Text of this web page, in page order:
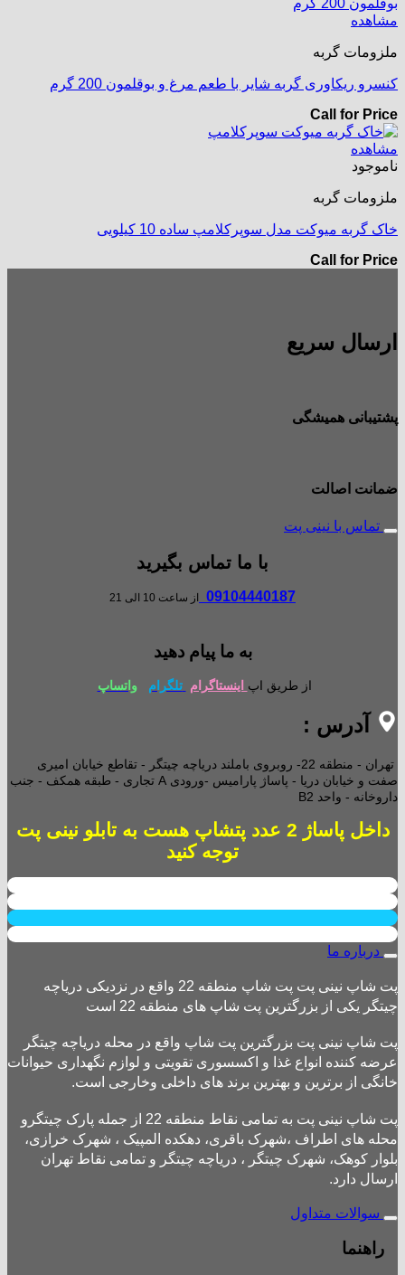
مشاهده
ملزومات گربه
کنسرو ریکاوری گربه شایر با طعم مرغ و بوقلمون 200 گرم
Call for Price
مشاهده
ناموجود
ملزومات گربه
خاک گربه میوکت مدل سوپرکلامپ ساده 10 کیلویی
Call for Price
ارسال سریع
پشتیبانی همیشگی
ضمانت اصالت
تماس با نینی پت
با ما تماس بگیرید
09104440187 از ساعت 10 الی 21
به ما پیام دهید
از طریق اپ اینستاگرام تلگرام واتساپ
آدرس :
تهران - منطقه 22- روبروی باملند دریاچه چیتگر - تقاطع خیابان امیری
صفت و خیابان دریا - پاساژ پارامیس -ورودی A تجاری -
طبقه همکف - جنب
داروخانه - واحد B2
داخل پاساژ 2 عدد پتشاپ هست به تابلو نینی پت
توجه کنید
درباره ما
پت شاپ نینی پت پت شاپ منطقه 22 واقع در نزدیکی دریاچه
چیتگر یکی از بزرگترین پت شاپ های منطقه 22 است
پت شاپ نینی پت بزرگترین پت شاپ واقع در محله دریاچه چیتگر
عرضه کننده انواع غذا و اکسسوری تقویتی و لوازم نگهداری حیوانات
خانگی از برترین و بهترین برند های داخلی وخارجی است.
پت شاپ نینی پت به تمامی نقاط منطقه 22 از جمله پارک چیتگرو
محله های اطراف ،شهرک باقری، دهکده المپیک ، شهرک خرازی،
بلوار کوهک، شهرک چیتگر ، دریاچه چیتگر و تمامی نقاط تهران
ارسال دارد.
سوالات متداول
راهنما